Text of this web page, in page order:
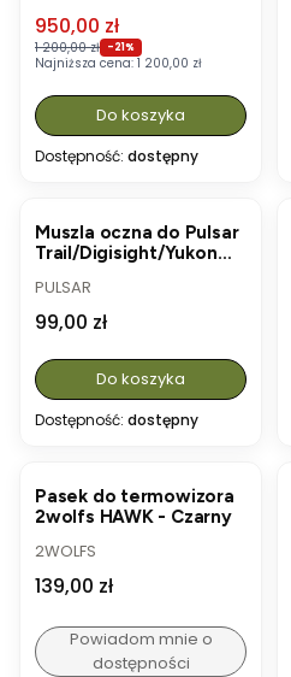
Cena promocyjna
950,00 zł
1 200,00 zł -21%
Najniższa cena: 1 200,00 zł
Do koszyka
Dostępność: dostępny
Muszla oczna do Pulsar
Trail/Digisight/Yukon
(01.03079)
PRODUCENT
PULSAR
Cena
99,00 zł
Do koszyka
Dostępność: dostępny
Pasek do termowizora
2wolfs HAWK - Czarny
PRODUCENT
2WOLFS
Cena
139,00 zł
Powiadom mnie o
dostępności